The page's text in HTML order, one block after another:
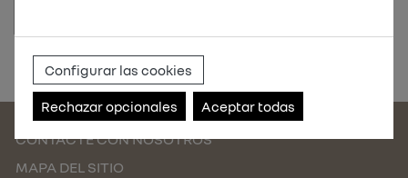
Referencia:216568-200
CONTACTE CON NOSOTROS
MAPA DEL SITIO
Configurar las cookies
Rechazar opcionales Aceptar todas